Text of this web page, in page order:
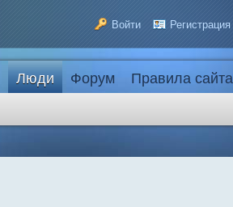
Войти Регистрация
Люди Форум
Правила сайта